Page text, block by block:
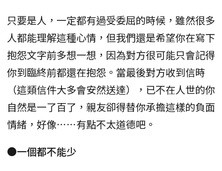
只要是人，一定都有過受委屈的時候，雖然很多
人都能理解這種心情，但我們還是希望你在寫下
抱怨文字前多想一想，因為對方很可能只會記得
你到臨終前都還在抱怨。當最後對方收到信時
（這類信件大多會安然送達），已不在人世的你
自然是一了百了，親友卻得替你承擔這樣的負面
情緒，好像⋯⋯有點不太道德吧。
●一個都不能少